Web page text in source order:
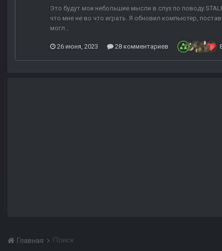
Это будут мои небольшие мысли в слух по поводу
что мне не во что играть. Я обновил компьютер,
могл...
26 июня, 2023 28 комментариев
Главная Поиск